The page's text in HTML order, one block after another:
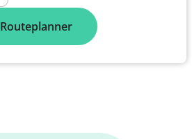
Routeplanner